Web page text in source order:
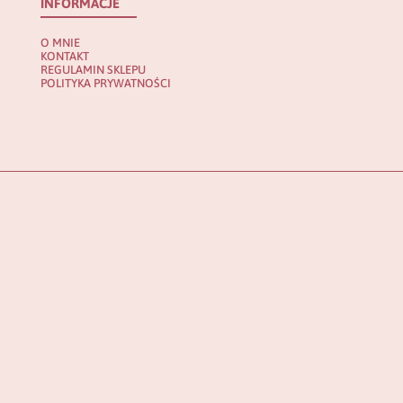
INFORMACJE
O MNIE
KONTAKT
REGULAMIN SKLEPU
POLITYKA PRYWATNOŚCI